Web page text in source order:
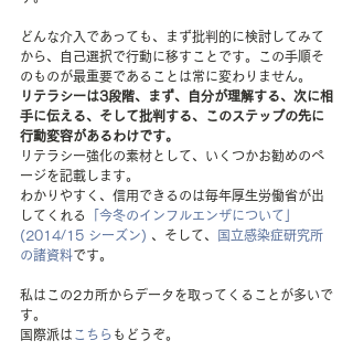
どんな介入であっても、まず批判的に検討してみて
から、自己選択で行動に移すことです。この手順そ
のものが最重要であることは常に変わりません。
リテラシーは3段階、まず、自分が理解する、次に相
手に伝える、そして批判する、このステップの先に
行動変容があるわけです。
リテラシー強化の素材として、いくつかお勧めのペ
ージを記載します。
わかりやすく、信用できるのは毎年厚生労働省が出
してくれる
「今冬のインフルエンザについて」
(2014/15 シーズン) 、そして、
国立感染症研究所
の諸資料です。
私はこの2カ所からデータを取ってくることが多いで
す。
国際派は こちら もどうぞ。